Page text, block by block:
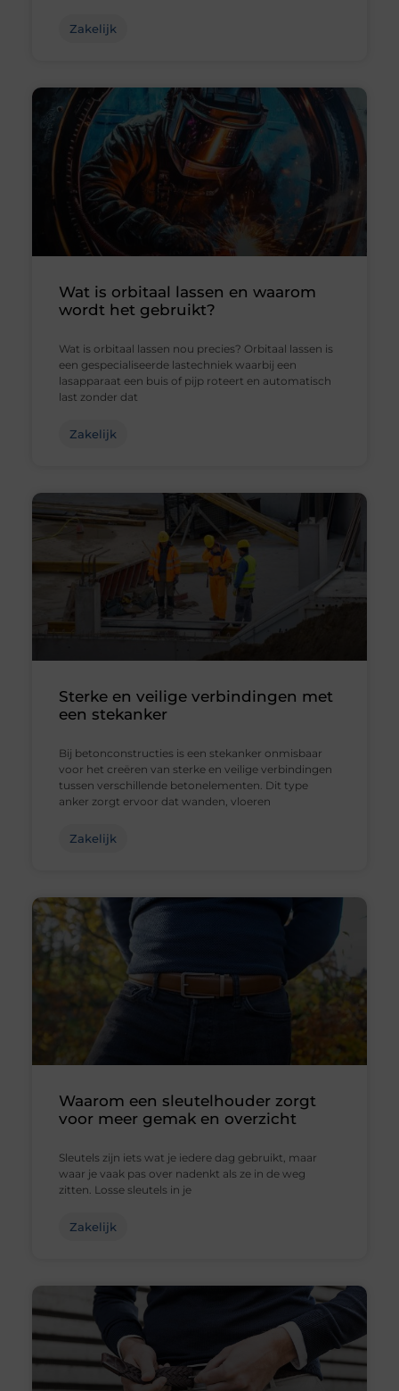
Zakelijk
Wat is orbitaal lassen en waarom
wordt het gebruikt?
Wat is orbitaal lassen nou precies? Orbitaal lassen is
een gespecialiseerde lastechniek waarbij een
lasapparaat een buis of pijp roteert en automatisch
last zonder dat
Zakelijk
Sterke en veilige verbindingen met
een stekanker
Bij betonconstructies is een stekanker onmisbaar
voor het creëren van sterke en veilige verbindingen
tussen verschillende betonelementen. Dit type
anker zorgt ervoor dat wanden, vloeren
Zakelijk
Waarom een sleutelhouder zorgt
voor meer gemak en overzicht
Sleutels zijn iets wat je iedere dag gebruikt, maar
waar je vaak pas over nadenkt als ze in de weg
zitten. Losse sleutels in je
Zakelijk